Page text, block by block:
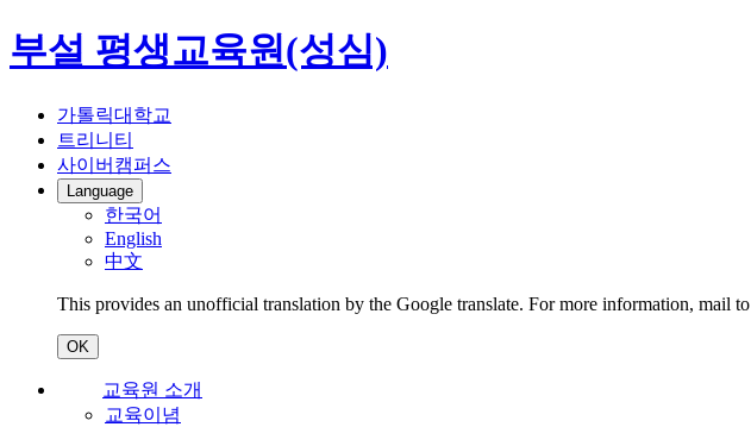
부설 평생교육원(성심)
가톨릭대학교
트리니티
사이버캠퍼스
Language
한국어
English
中文
This provides an unofficial translation by the Google translate. For more information, mail to
OK
교육원 소개
교육이념